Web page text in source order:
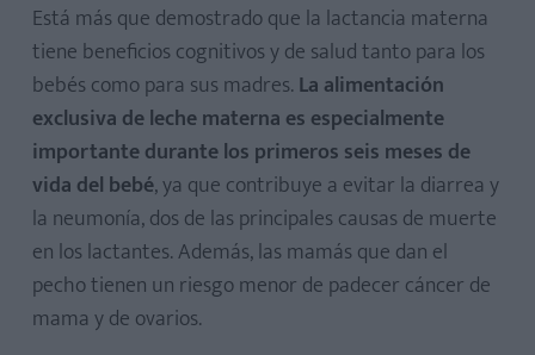
Está más que demostrado que la lactancia materna
tiene beneficios cognitivos y de salud tanto para los
bebés como para sus madres. La alimentación
exclusiva de leche materna es especialmente
importante durante los primeros seis meses de
vida del bebé, ya que contribuye a evitar la diarrea y
la neumonía, dos de las principales causas de muerte
en los lactantes. Además, las mamás que dan el
pecho tienen un riesgo menor de padecer cáncer de
mama y de ovarios.